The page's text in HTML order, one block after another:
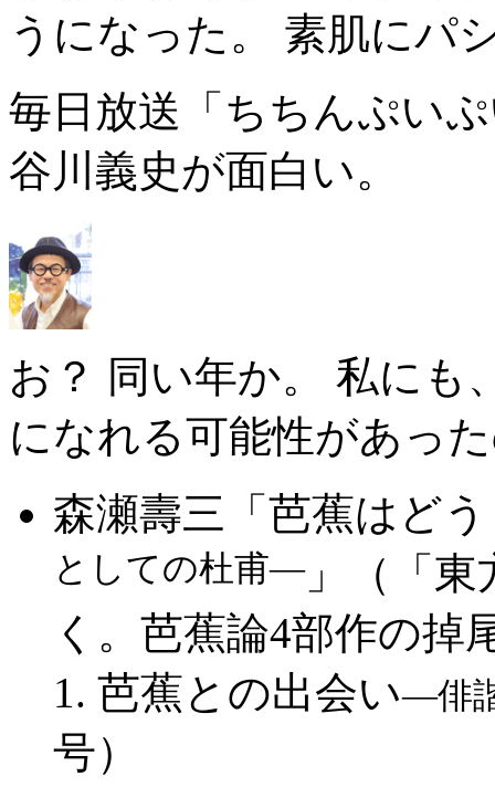
うになった。 素肌にパ
毎日放送「ちちんぷい
谷川義史が面白い。
お？ 同い年か。 私にも
になれる可能性があっ
森瀬壽三「芭蕉はど
としての杜甫―」（「東
く。芭蕉論4部作の掉
1. 芭蕉との出会い―俳
号）